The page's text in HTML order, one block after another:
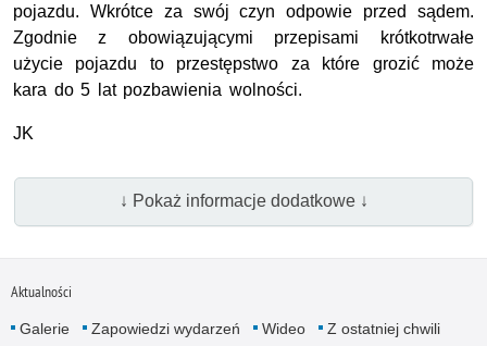
pojazdu. Wkrótce za swój czyn odpowie przed sądem.
Zgodnie z obowiązującymi przepisami krótkotrwałe
użycie pojazdu to przestępstwo za które grozić może
kara do 5 lat pozbawienia wolności.
JK
↓ Pokaż informacje dodatkowe ↓
Aktualności
Galerie Zapowiedzi wydarzeń Wideo
Z ostatniej chwili